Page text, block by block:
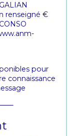
renseigné €
pour
connaissance